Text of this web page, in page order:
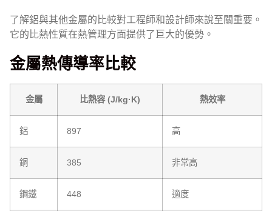
了解鋁與其他金屬的比較對工程師和設計師來說至關重要。
它的比熱性質在熱管理方面提供了巨大的優勢。
金屬熱傳導率比較
金屬 比熱容 (J/kg·K) 熱效率
鋁 897 高
銅 385 非常高
鋼鐵 448 適度